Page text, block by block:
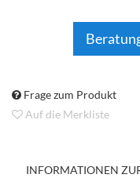
Frage zum Produkt
Auf die Merkliste
INFORMATIONEN